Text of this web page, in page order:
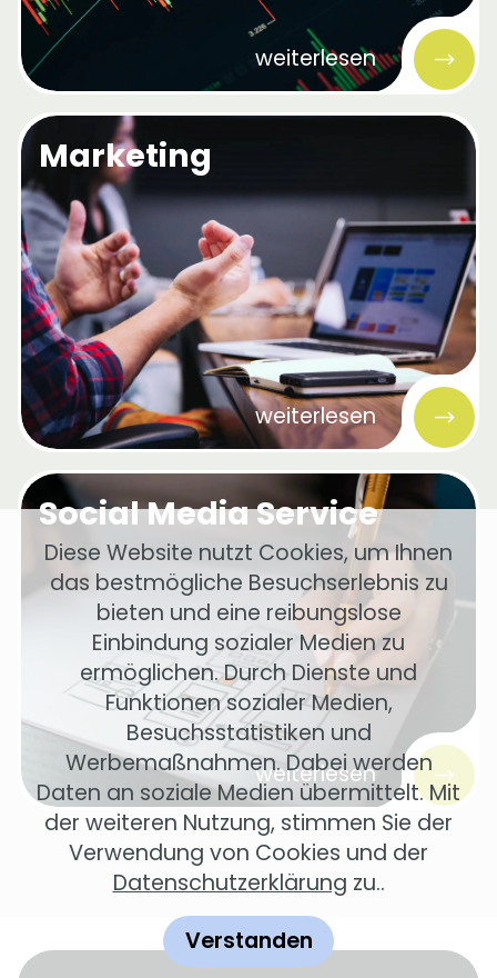
weiterlesen
Marketing
weiterlesen
Social Media Service
weiterlesen
Diese Website nutzt Cookies, um Ihnen
das bestmögliche Besuchserlebnis zu
bieten und eine reibungslose
Einbindung sozialer Medien zu
ermöglichen. Durch Dienste und
Funktionen sozialer Medien,
Besuchsstatistiken und
Werbemaßnahmen. Dabei werden
Daten an soziale Medien übermittelt. Mit
der weiteren Nutzung, stimmen Sie der
Verwendung von Cookies und der
Datenschutzerklärung zu..
Verstanden